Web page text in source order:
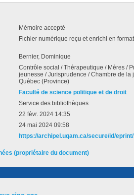
Mémoire accepté
Fichier numérique reçu et enrichi en
Bernier, Dominique
Contrôle social / Thérapeutique / Mères /
jeunesse / Jurisprudence / Chambre de la
Québec (Province)
Faculté de science politique et de droit
Service des bibliothèques
22 févr. 2024 14:35
24 mai 2024 09:58
https://archipel.uqam.ca/secure/id/
(propriétaire du document)